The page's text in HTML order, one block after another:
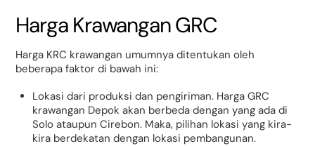
Harga Krawangan GRC
Harga KRC krawangan umumnya ditentukan oleh
beberapa faktor di bawah ini:
Lokasi dari produksi dan pengiriman. Harga GRC
krawangan Depok akan berbeda dengan yang ada di
Solo ataupun Cirebon. Maka, pilihan lokasi yang kira-
kira berdekatan dengan lokasi pembangunan.